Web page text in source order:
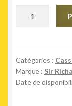
(K7)
Catégories :
Marque : Sir
Date de